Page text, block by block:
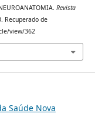
Revista
Recuperado de
view/362
Saúde Nova